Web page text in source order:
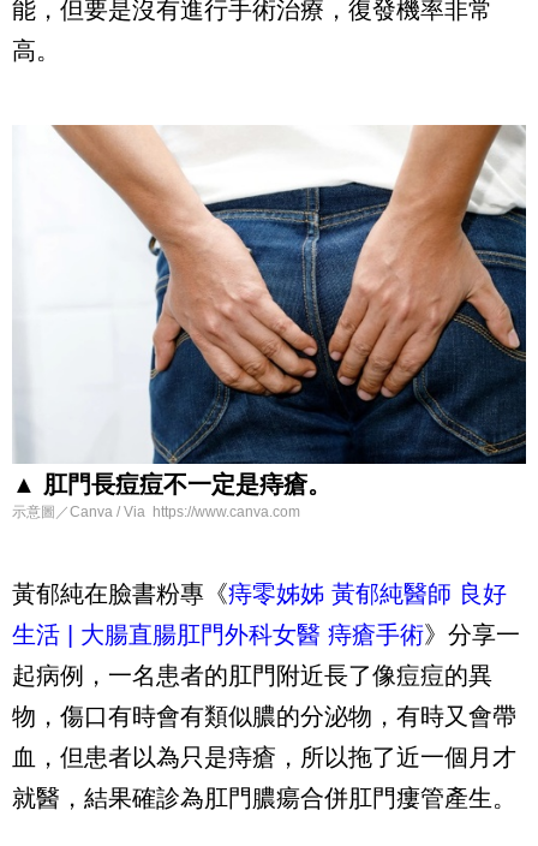
能，但要是沒有進行手術治療，復發機率非常
高。
▲ 肛門長痘痘不一定是痔瘡。
示意圖／Canva / Via https://www.canva.com
黃郁純在臉書粉專《痔零姊姊 黃郁純醫師 良好
生活 | 大腸直腸肛門外科女醫 痔瘡手術》分享一
起病例，一名患者的肛門附近長了像痘痘的異
物，傷口有時會有類似膿的分泌物，有時又會帶
血，但患者以為只是痔瘡，所以拖了近一個月才
就醫，結果確診為肛門膿瘍合併肛門瘻管產生。